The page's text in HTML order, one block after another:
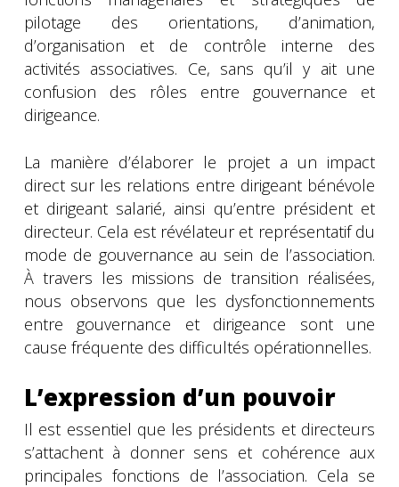
pilotage des orientations, d’animation,
d’organisation et de contrôle interne des
activités associatives. Ce, sans qu’il y ait une
confusion des rôles entre gouvernance et
dirigeance.
La manière d’élaborer le projet a un impact
direct sur les relations entre dirigeant bénévole
et dirigeant salarié, ainsi qu’entre président et
directeur. Cela est révélateur et représentatif du
mode de gouvernance au sein de l’association.
À travers les missions de transition réalisées,
nous observons que les dysfonctionnements
entre gouvernance et dirigeance sont une
cause fréquente des difficultés opérationnelles.
L’expression d’un pouvoir
Il est essentiel que les présidents et directeurs
s’attachent à donner sens et cohérence aux
principales fonctions de l’association. Cela se